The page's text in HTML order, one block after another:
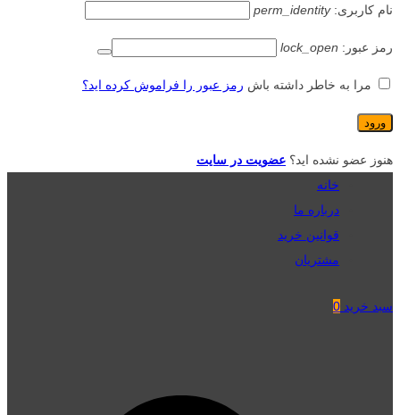
نام کاربری:perm_identity
رمز عبور: lock_open
مرا به خاطر داشته باش رمز عبور را فراموش کرده اید؟
هنوز عضو نشده اید؟ عضویت در سایت
خانه
درباره ما
قوانین خرید
مشتریان
سبد خرید 0